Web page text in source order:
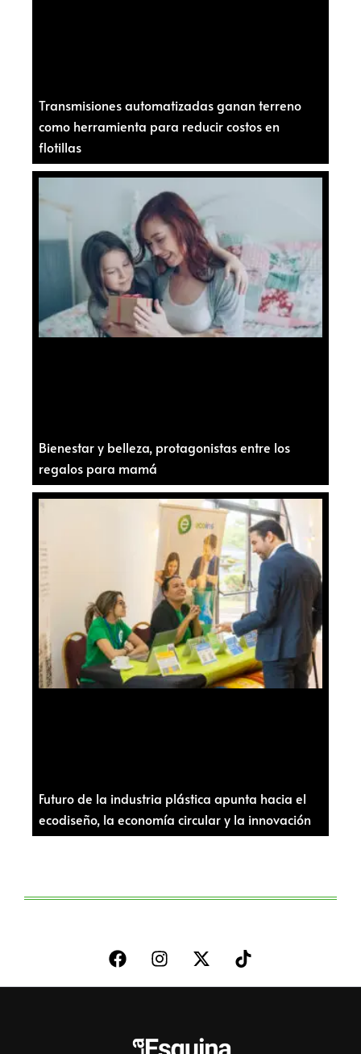
Transmisiones automatizadas ganan terreno
como herramienta para reducir costos en
flotillas
Bienestar y belleza, protagonistas entre los
regalos para mamá
Futuro de la industria plástica apunta hacia el
ecodiseño, la economía circular y la innovación